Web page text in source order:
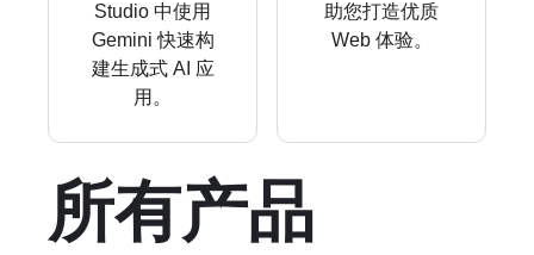
Studio 中使用
Gemini 快速构
建生成式 AI 应
用。
助您打造优质
Web 体验。
所有产品